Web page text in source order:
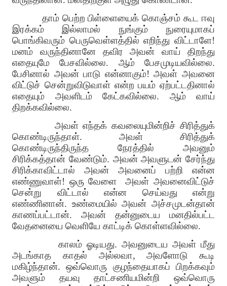
தாம் பெற்ற பிள்ளையைக் கொஞ்சம் கூட ஈவு
இரக்கம் இல்லாமல் நுங்கும் நுரையுமாகப்
பொங்கிவரும் பெருவெள்ளத்தில் எறிந்து விட்டாளே!
மனம் வருந்தினானே தவிர அவன் வாய் திறந்து
எதையுமே பேசவில்லை. ஆம் பேசமுடியவில்லை.
பேசினால் அவன் பாடு என்னாகும்! அவள் அவனை
விட்டுச் சென்றுவிடுவாள் என்ற பயம் ஏற்பட்டதினால்
எதையும் அவளிடம் கேட்கவில்லை. ஆம் வாய்
திறக்கவில்லை.
அவள் எந்தக் கவலையுமின்றிச் சிரித்துக்
கொண்டிருந்தாள். அவள் சிரித்துக்
கொண்டிருந்திருந்த நேரத்தில் அவனும்
சிரிக்கத்தான் வேண்டும். அவன் அவளுடன் சேர்ந்து
சிரிக்காவிட்டால் அவன் அவனைப் பற்றி என்ன
எண்ணுவாள்! ஒரு வேளை
அவள் அவனைவிட்டுச்
சென்று விட்டால் என்ன செய்வது என்று
எண்ணினான். உண்மையில் அவன் அச்சமுடன்தான்
காணப்பட்டான். அவன் தன்னுடைய மனதில்பட்ட
வேதனையை வெளியே காட்டிக் கொள்ளவில்லை.
காலம் ஓடியது. அவனுடைய அவள் மீது
அடங்காத காதல் அல்லவா, அவளோடு கூடி
மகிழ்ந்தான். ஒவ்வொரு குழந்தையாகப் பிறக்கவும்
அவளும் தயவு தாட்சணியமின்றி ஒவ்வொரு